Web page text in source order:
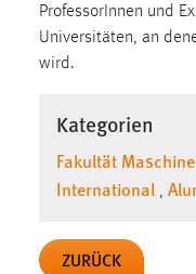
ProfessorInnen und
Universitäten, an
wird.
Kategorien
Fakultät
International ,
ZURÜCK
MARKETING
Marketing Cookies
Sie tun dies,
Google Ads
Name:
_gcl_au